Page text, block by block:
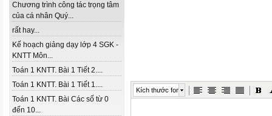
Chương trình công tác trọng tâm
của cá nhân Quý...
rất hay...
Kế hoạch giảng dạy lớp 4 SGK -
KNTT Môn...
Toán 1 KNTT. Bài 1 Tiết 2....
Toán 1 KNTT. Bài 1 Tiết 1....
Toán 1 KNTT. Bài Các số từ 0
đến 10...
Kích thước font